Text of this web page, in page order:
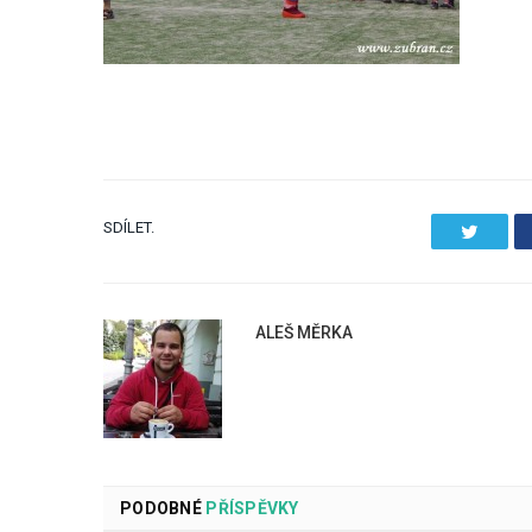
SDÍLET.
ALEŠ MĚRKA
PODOBNÉPŘÍSPĚVKY